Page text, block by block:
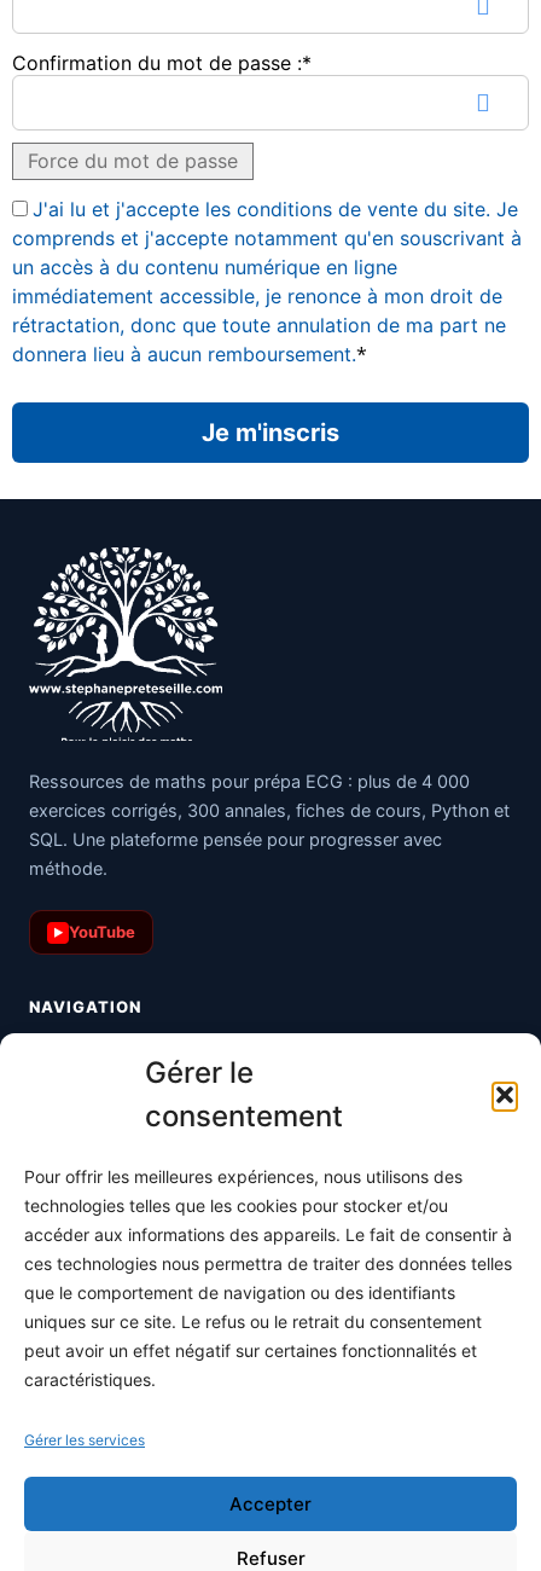
Gérer le
consentement
Pour offrir les meilleures expériences, nous utilisons des
technologies telles que les cookies pour stocker et/ou
accéder aux informations des appareils. Le fait de consentir à
ces technologies nous permettra de traiter des données telles
que le comportement de navigation ou des identifiants
uniques sur ce site. Le refus ou le retrait du consentement
peut avoir un effet négatif sur certaines fonctionnalités et
caractéristiques.
Gérer les services
Accepter
Refuser
Confirmation du mot de passe :*
Force du mot de passe
J'ai lu et j'accepte les conditions de vente du site. Je
comprends et j'accepte notamment qu'en souscrivant à
un accès à du contenu numérique en ligne
immédiatement accessible, je renonce à mon droit de
rétractation, donc que toute annulation de ma part ne
donnera lieu à aucun remboursement.*
Ressources de maths pour prépa ECG : plus de 4 000
exercices corrigés, 300 annales, fiches de cours, Python et
SQL. Une plateforme pensée pour progresser avec
méthode.
▶ YouTube
NAVIGATION
Toutes les maths
S'abonner
À propos
Contact / Support
Mes publications
INFORMATIONS LÉGALES
Conditions générales de vente